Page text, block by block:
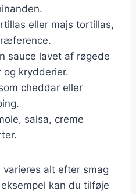
eller majs tortillas,
sauce lavet af røgede
og krydderier.
cheddar eller
salsa, creme
varieres alt efter smag
kan du tilføje